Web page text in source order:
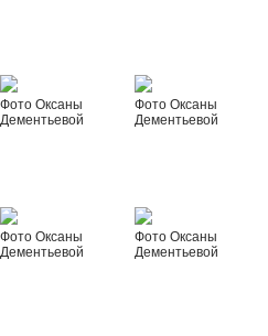
Фото Оксаны
Дементьевой
Фото Оксаны
Дементьевой
Фото Оксаны
Дементьевой
Фото Оксаны
Дементьевой